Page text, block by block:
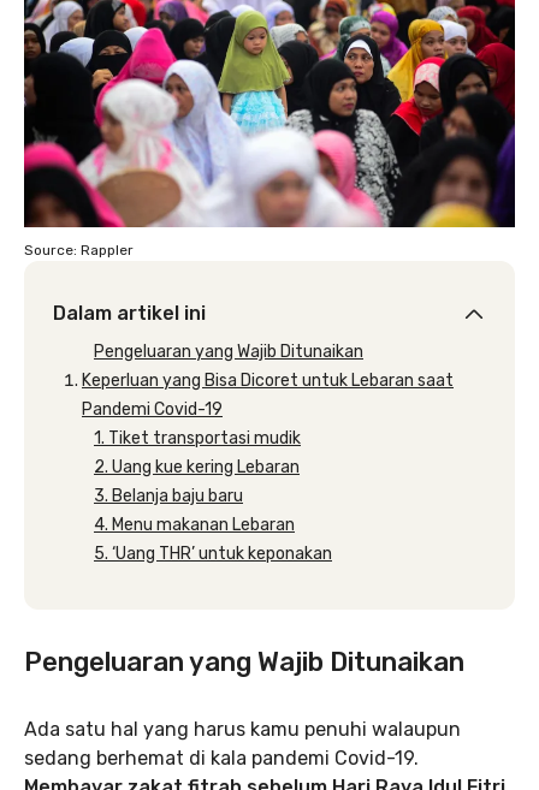
Source: Rappler
Dalam artikel ini
Pengeluaran yang Wajib Ditunaikan
Keperluan yang Bisa Dicoret untuk Lebaran saat
Pandemi Covid-19
1. Tiket transportasi mudik
2. Uang kue kering Lebaran
3. Belanja baju baru
4. Menu makanan Lebaran
5. ‘Uang THR’ untuk keponakan
Pengeluaran yang Wajib Ditunaikan
Ada satu hal yang harus kamu penuhi walaupun
sedang berhemat di kala pandemi Covid-19.